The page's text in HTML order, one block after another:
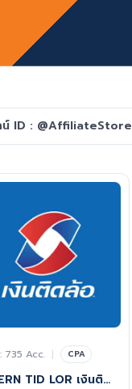
น์ ID : @AffiliateStore
735 Acc. | CPA
NGERN TID LOR เงินติดล้อ สินเชื่อทะเบียนรถเก๋ง-กระบะ และรีไฟแนนซ์